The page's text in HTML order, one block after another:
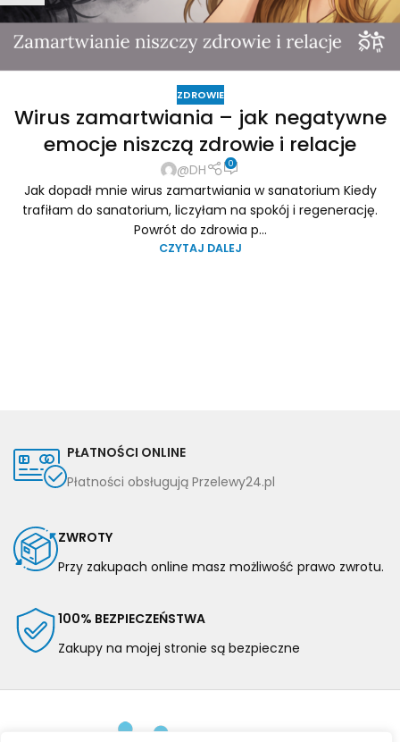
ZDROWIE
Wirus zamartwiania – jak negatywne
emocje niszczą zdrowie i relacje
@DH 0
Jak dopadł mnie wirus zamartwiania w sanatorium Kiedy
trafiłam do sanatorium, liczyłam na spokój i regenerację.
Powrót do zdrowia p...
CZYTAJ DALEJ
PŁATNOŚCI ONLINE
Płatności obsługują Przelewy24.pl
ZWROTY
Przy zakupach online masz możliwość prawo zwrotu.
100% BEZPIECZEŃSTWA
Zakupy na mojej stronie są bezpieczne